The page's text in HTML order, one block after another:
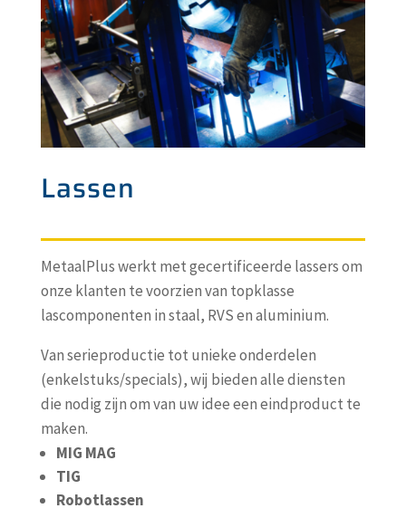
Lassen
MetaalPlus werkt met gecertificeerde lassers om
onze klanten te voorzien van topklasse
lascomponenten in staal, RVS en aluminium.
Van serieproductie tot unieke onderdelen
(enkelstuks/specials), wij bieden alle diensten
die nodig zijn om van uw idee een eindproduct te
maken.
MIG MAG
TIG
Robotlassen